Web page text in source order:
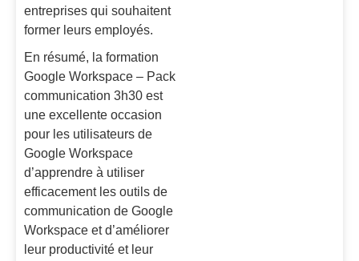
entreprises qui souhaitent
former leurs employés.
En résumé, la formation
Google Workspace – Pack
communication 3h30 est
une excellente occasion
pour les utilisateurs de
Google Workspace
d’apprendre à utiliser
efficacement les outils de
communication de Google
Workspace et d’améliorer
leur productivité et leur